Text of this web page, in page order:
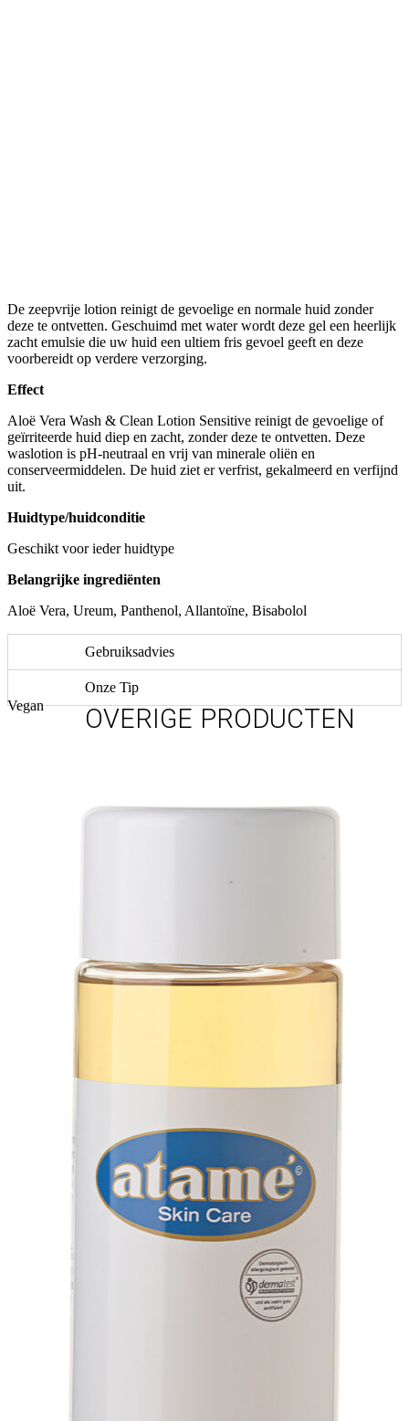
De zeepvrije lotion reinigt de gevoelige en normale huid zonder
deze te ontvetten. Geschuimd met water wordt deze gel een heerlijk
zacht emulsie die uw huid een ultiem fris gevoel geeft en deze
voorbereidt op verdere verzorging.
Effect
Aloë Vera Wash & Clean Lotion Sensitive reinigt de gevoelige of
geïrriteerde huid diep en zacht, zonder deze te ontvetten. Deze
waslotion is pH-neutraal en vrij van minerale oliën en
conserveermiddelen. De huid ziet er verfrist, gekalmeerd en verfijnd
uit.
Huidtype/huidconditie
Geschikt voor ieder huidtype
Belangrijke ingrediënten
Aloë Vera, Ureum, Panthenol, Allantoïne, Bisabolol
Vegan
Gebruiksadvies
Onze Tip
OVERIGE PRODUCTEN